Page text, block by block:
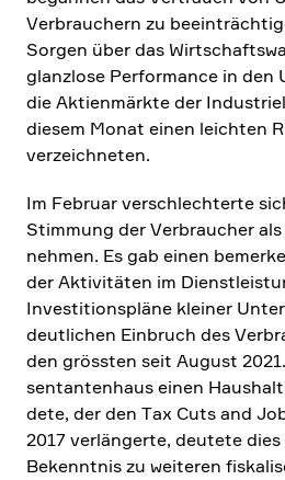
Verbrau­chern zu
Sorgen über das
glanz­lose Perfor­mance in den
die Aktien­märkte der
diesem Monat einen leichten
verzeich­neten.
Im Februar verschlech­terte
Stimmung der Verbrau­cher
nehmen. Es gab einen
der Aktivi­täten im
Investi­ti­ons­pläne kleiner
deutli­chen Einbruch des
den grössten seit August
sen­tan­ten­haus einen
dete, der den Tax Cuts and
2017 verlän­gerte, deutete
Bekenntnis zu weiteren